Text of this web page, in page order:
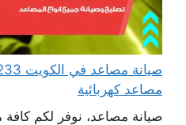
مصاعد كهربائية
صيانة مصاعد، نوفر لكم